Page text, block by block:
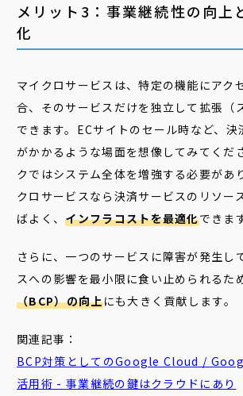
メリット3：事業継続性の向上
化
マイクロサービスは、特定の機能にアク
合、そのサービスだけを独立して拡張（
できます。ECサイトのセール時など、
がかかるような場面を想像してみてくだ
クではシステム全体を増強する必要があ
クロサービスなら決済サービスのリソー
ばよく、インフラコストを最適化できま
さらに、一つのサービスに障害が発生し
スへの影響を最小限に食い止められるた
（BCP）の向上にも大きく貢献します。
関連記事：
BCP対策としてのGoogle Cloud /
活用術 - 事業継続の鍵はクラウドにあり